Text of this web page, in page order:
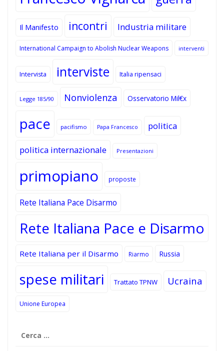
Il Manifesto incontri Industria militare
International Campaign to Abolish Nuclear Weapons interventi
Intervista interviste Italia ripensaci
Legge 185/90 Nonviolenza Osservatorio Mil€x
pace pacifismo Papa Francesco politica
politica internazionale Presentazioni
primopiano proposte
Rete Italiana Pace Disarmo
Rete Italiana Pace e Disarmo
Rete Italiana per il Disarmo Riarmo Russia
spese militari Trattato TPNW Ucraina
Unione Europea
per: